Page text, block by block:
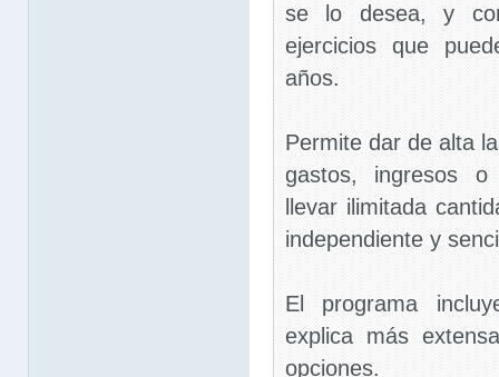
se lo desea, y
ejercicios que
años.
Permite dar de alta
gastos, ingresos o
llevar ilimitada
independiente y
El programa
explica más
opciones.